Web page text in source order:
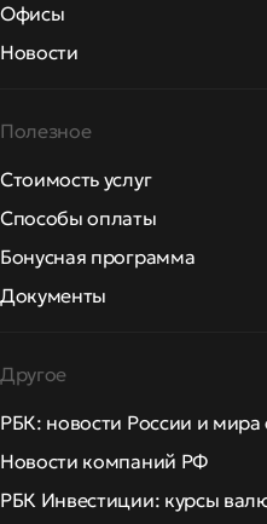
Офисы
Новости
Полезное
Стоимость услуг
Способы оплаты
Бонусная программа
Документы
Другое
РБК: новости России и мира
Новости компаний РФ
РБК Инвестиции: курсы